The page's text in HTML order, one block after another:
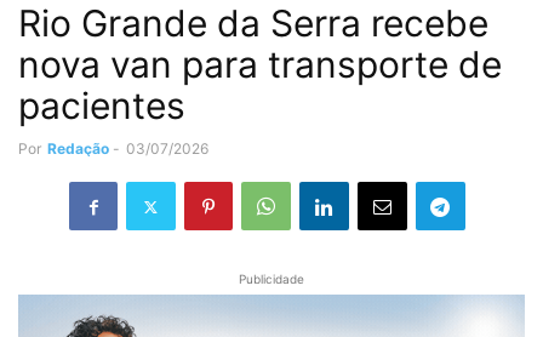
Rio Grande da Serra recebe
nova van para transporte de
pacientes
Por Redação - 03/07/2026
Publicidade